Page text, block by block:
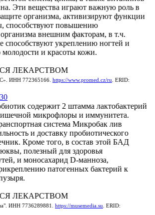
Эти вещества играют важную роль в
организма, активизируют функции
способствуют повышению
внешним факторам, в т.ч.
способствуют укреплению ногтей и
и красоты кожи.
ЛЕКАРСТВОМ
ИНН 772365166. https://www.promed.cz/ru . ERID:
содержит 2 штамма лактобактерий
микрофлоры и иммунитета.
система Микробак лив
и доставку пробиотического
Кроме того, в состав этой БАД
полезный для здоровья
и моносахарид D-манноза,
патогенных бактерий к
ЛЕКАРСТВОМ
ИНН 7736289881. https://musemedia.su . ERID: